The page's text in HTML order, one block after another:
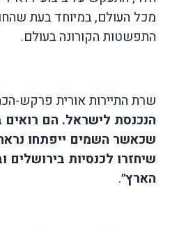
מכל העולם, במיוחד בעת
התפשטות הקורונה בעולם.
שרת התיירות אורית פרקש-
הנכנסת לישראל. הם
שכאשר השמים ייפתחו
שיחזרו לכנסיות בירושלים
הארץ״.